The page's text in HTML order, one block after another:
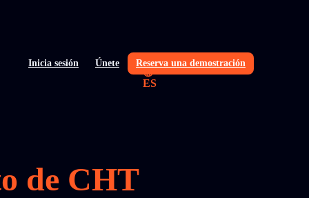
Inicia sesión Únete Reserva una demostración
ES
de CHT